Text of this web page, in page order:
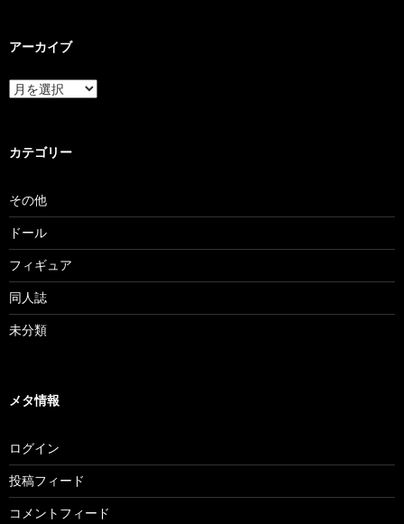
アーカイブ
ア
ー
ブ
カテゴリー
その他
ドール
フィギュア
同人誌
未分類
メタ情報
ログイン
投稿フィード
コメントフィード